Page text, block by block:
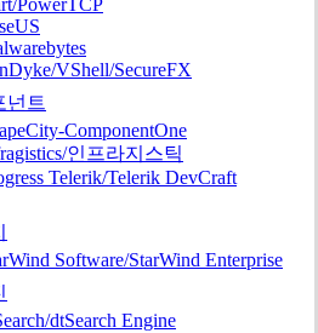
PowerTCP
VShell/SecureFX
넌트
ComponentOne
인프라지스틱
Telerik/Telerik DevCraft
Software/StarWind Enterprise
dtSearch Engine